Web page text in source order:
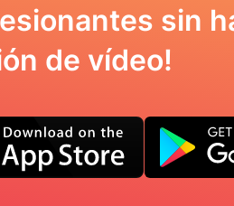
sin
de vídeo!